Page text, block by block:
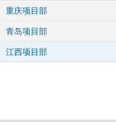
重庆项目部
青岛项目部
江西项目部